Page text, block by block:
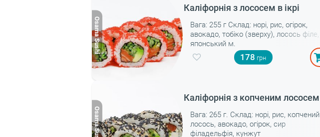
Каліфорнія з лососем в ікрі
Вага: 255 г Склад: норі, рис, огірок,
авокадо, тобіко (зверху), лосось філе,
японський м.
178
Каліфорнія з копченим лососем
Вага: 265 г. Склад: норі, рис, копчений
лосось, авокадо, огірок, сир
філадельфія, кунжут